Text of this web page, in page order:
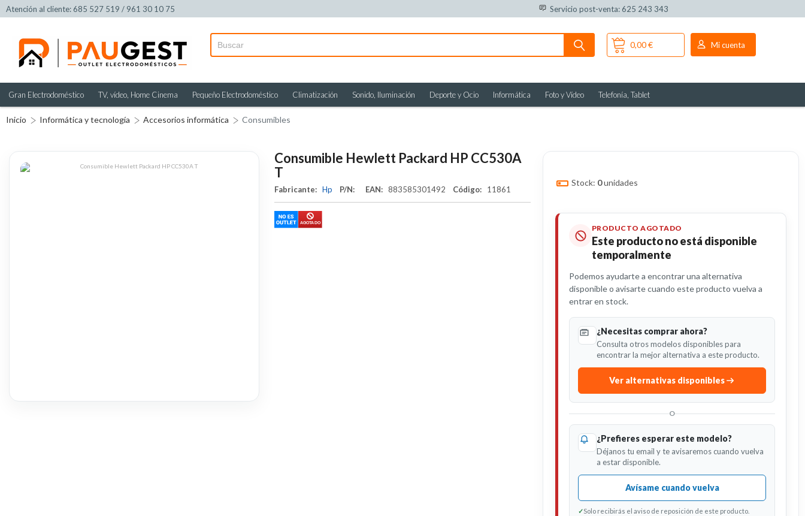
Atención al cliente: 685 527 519 / 961 30 10 75 Servicio post-venta: 625 243 343
0,00 € Mi cuenta
Gran Electrodoméstico TV, vídeo, Home Cinema Pequeño Electrodoméstico Climatización Sonido, Iluminación Deporte y Ocio Informática Foto y Vídeo Telefonía, Tablet
Inicio Informática y tecnología Accesorios informática Consumibles
Consumible Hewlett Packard HP CC530A
T
Fabricante: Hp P/N: EAN: 883585301492 Código: 11861
Stock: 0unidades
PRODUCTO AGOTADO
Este producto no está disponible
temporalmente
Podemos ayudarte a encontrar una alternativa
disponible o avisarte cuando este producto vuelva a
entrar en stock.
¿Necesitas comprar ahora?
Consulta otros modelos disponibles para
encontrar la mejor alternativa a este producto.
Ver alternativas disponibles
O
¿Prefieres esperar este modelo?
Déjanos tu email y te avisaremos cuando vuelva
a estar disponible.
Avísame cuando vuelva
✓Solo recibirás el aviso de reposición de este producto.